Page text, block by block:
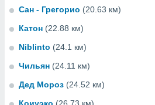
Сан - Грегорио (20.63 км)
Катон (22.88 км)
Niblinto (24.1 км)
Чильян (24.11 км)
Дед Мороз (24.52 км)